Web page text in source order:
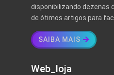
disponibilizando dezenas
de ótimos artigos para
SAIBA MAIS
Web_loja